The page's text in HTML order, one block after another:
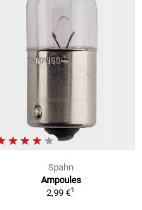
Spahn
Ampoules
2,99 €1